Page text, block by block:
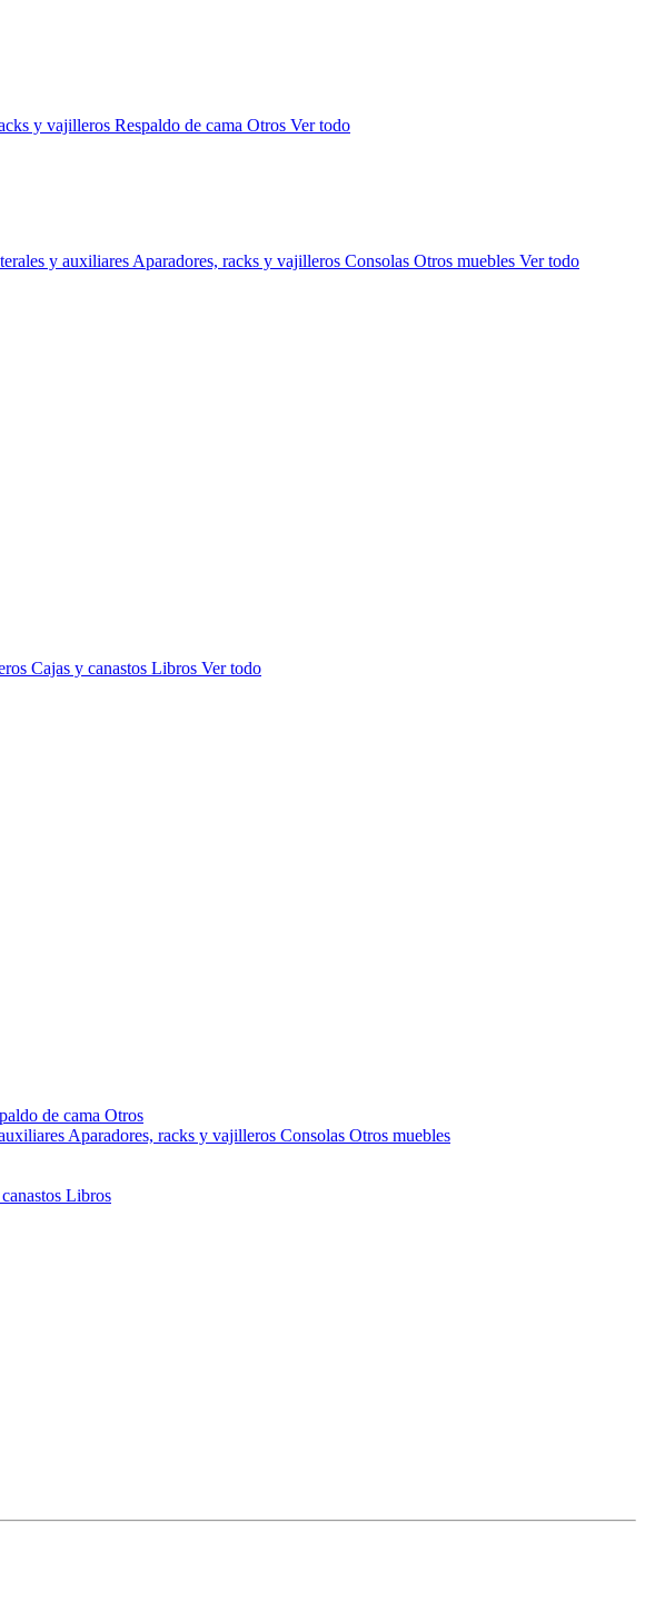
y vajilleros Respaldo de cama Otros Ver todo
y auxiliares Aparadores, racks y vajilleros Consolas Otros muebles Ver todo
Cajas y canastos Libros Ver todo
de cama Otros
Aparadores, racks y vajilleros Consolas Otros muebles
Libros